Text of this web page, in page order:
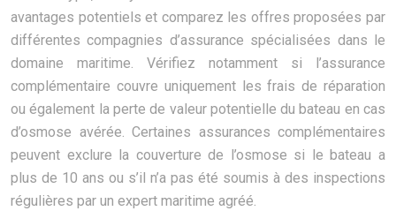
avantages potentiels et comparez les offres proposées par
différentes compagnies d’assurance spécialisées dans le
domaine maritime. Vérifiez notamment si l’assurance
complémentaire couvre uniquement les frais de réparation
ou également la perte de valeur potentielle du bateau en cas
d’osmose avérée. Certaines assurances complémentaires
peuvent exclure la couverture de l’osmose si le bateau a
plus de 10 ans ou s’il n’a pas été soumis à des inspections
régulières par un expert maritime agréé.